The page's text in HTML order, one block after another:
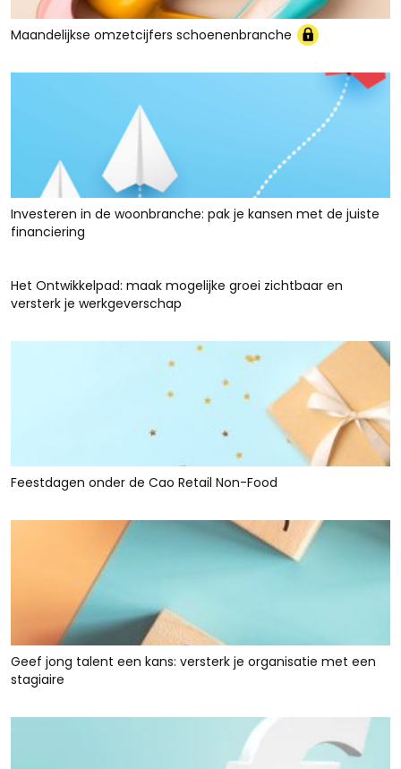
Maandelijkse omzetcijfers schoenenbranche
Investeren in de woonbranche: pak je kansen met de juiste
financiering
Het Ontwikkelpad: maak mogelijke groei zichtbaar en
versterk je werkgeverschap
Feestdagen onder de Cao Retail Non-Food
Geef jong talent een kans: versterk je organisatie met een
stagiaire